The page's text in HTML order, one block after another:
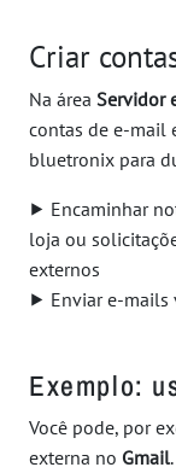
Criar
Na área Servidor
contas de e-mail
bluetronix para
⯈ Encaminhar
loja ou
externos
⯈ Enviar e-mails
Exemplo:
Você pode, por
externa no Gmail